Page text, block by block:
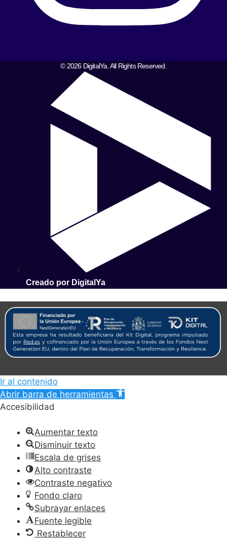
© 2026 DigitalYa. All Rights Reserved.
Creado por DigitalYa
Ir al contenido
Abrir barra de herramientas
Accesibilidad
Aumentar texto
Disminuir texto
Escala de grises
Alto contraste
Contraste negativo
Fondo claro
Subrayar enlaces
Fuente legible
Restablecer